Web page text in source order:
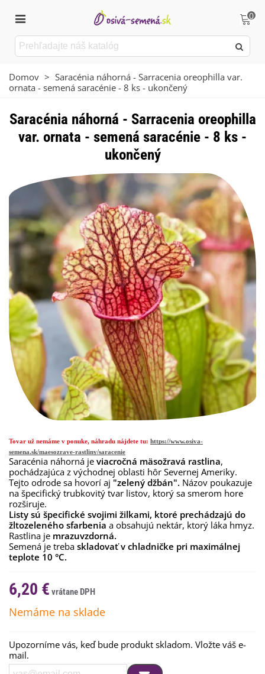
0
Domov > Saracénia náhorná - Sarracenia oreophilla var.
ornata - semená saracénie - 8 ks - ukončený
Saracénia náhorná - Sarracenia oreophilla
var. ornata - semená saracénie - 8 ks -
ukončený
Tovar už nemáme v ponuke, náhradu nájdete tu: https://www.osiva-
semena.sk/maesozrave-rastliny/saracenie
Saracénia náhorná je viacročná mäsožravá rastlina,
pochádzajúca z východnej oblasti hôr Severnej Ameriky.
Tejto odrode sa hovorí aj "zelený džbán". Názov poukazuje
na špecifický trubkovitý tvar listov, ktorý sa smerom hore
rozširuje.
Listy sú špecifické svojimi žilkami, ktoré prechádzajú do
žltozeleného sfarbenia a obsahujú nektár, ktorý láka hmyz.
Rastlina je mrazuvzdorná.
Semená je treba skladovať v chladničke pri maximálnej
teplote 10 °C.
6,20 €
Nemáme na sklade
Upozorníme vás, keď bude produkt skladom. Vložte váš e-
mail.